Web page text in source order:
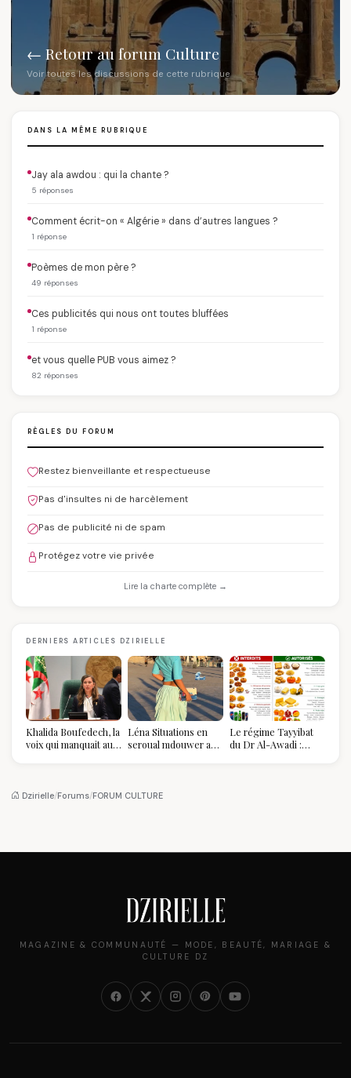
← Retour au forum Culture
Voir toutes les discussions de cette rubrique
DANS LA MÊME RUBRIQUE
Jay ala awdou : qui la chante ?
5 réponses
Comment écrit-on « Algérie » dans d’autres langues ?
1 réponse
Poèmes de mon père ?
49 réponses
Ces publicités qui nous ont toutes bluffées
1 réponse
et vous quelle PUB vous aimez ?
82 réponses
RÈGLES DU FORUM
Restez bienveillante et respectueuse
Pas d'insultes ni de harcèlement
Pas de publicité ni de spam
Protégez votre vie privée
Lire la charte complète →
DERNIERS ARTICLES DZIRIELLE
Khalida Boufedech, la
voix qui manquait au
Léna Situations en
seroual mdouwer au
pièce mode de l'été
Le régime Tayyibat
du Dr Al-Awadi :
Dzirielle/Forums/FORUM CULTURE
MAGAZINE & COMMUNAUTÉ — MODE, BEAUTÉ, MARIAGE &
CULTURE DZ